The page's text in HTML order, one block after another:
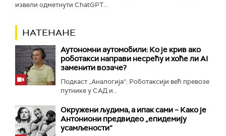
извели одметнути ChatGPT...
НАТЕНАНЕ
Аутономни аутомобили: Ко је крив ако
роботакси направи несрећу и хоће ли AI
заменити возаче?
Подкаст „Аналогија“: Роботаксији већ превозе
путнике у САД и...
Окружени људима, а ипак сами – Како је
Антониони предвидео „епидемију
усамљености“